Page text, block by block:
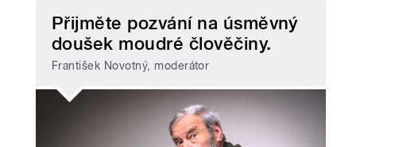
Přijměte pozvání na úsměvný
doušek moudré člověčiny.
František Novotný, moderátor